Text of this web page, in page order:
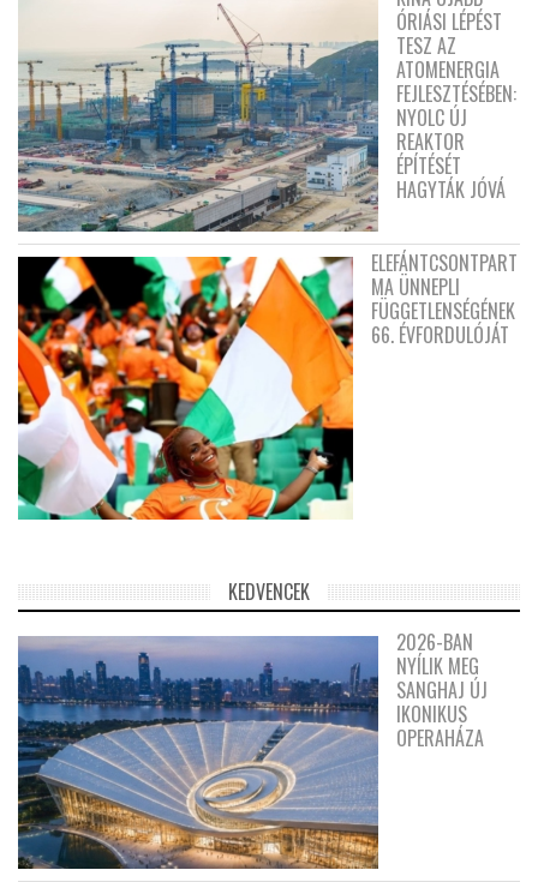
ÓRIÁSI LÉPÉST
TESZ AZ
ATOMENERGIA
FEJLESZTÉSÉBEN:
NYOLC ÚJ
REAKTOR
ÉPÍTÉSÉT
HAGYTÁK JÓVÁ
ELEFÁNTCSONTPART
MA ÜNNEPLI
FÜGGETLENSÉGÉNEK
66. ÉVFORDULÓJÁT
KEDVENCEK
2026-BAN
NYÍLIK MEG
SANGHAJ ÚJ
IKONIKUS
OPERAHÁZA